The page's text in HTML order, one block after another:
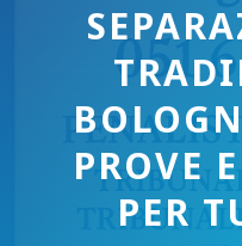
PROVE
PER